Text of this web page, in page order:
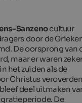
Sanzenocultuur
door de
De oorsprong van
maar er waren
het zuiden als de
Christus
deel uitmaken
De